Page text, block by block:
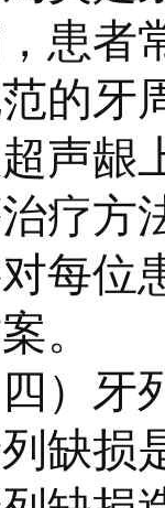
患者
的牙
声龈
疗方
每位
。
四）牙
缺损